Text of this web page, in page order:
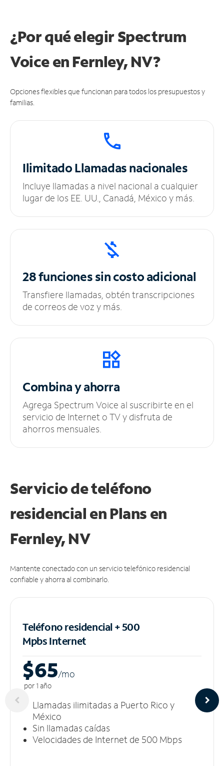
¿Por qué elegir Spectrum
Voice en Fernley, NV?
Opciones flexibles que funcionan para todos los presupuestos y
familias.
IlimitadoLlamadas nacionales
Incluye llamadas a nivel nacional a cualquier
lugar de los EE. UU., Canadá, México y más.
28 funciones sincosto adicional
Transfiere llamadas, obtén transcripciones
de correos de voz y más.
Combina y ahorra
Agrega Spectrum Voice al suscribirte en el
servicio de Internet o TV y disfruta de
ahorros mensuales.
Servicio de teléfono
residencial en Plans en
Fernley, NV
Mantente conectado con un servicio telefónico residencial
confiable y ahorra al combinarlo.
Teléfono residencial + 500
MpbsInternet
$65/mo
por 1 año
Llamadas ilimitadas a Puerto Rico y
México
Sin llamadas caídas
Velocidades de Internet de 500 Mbps